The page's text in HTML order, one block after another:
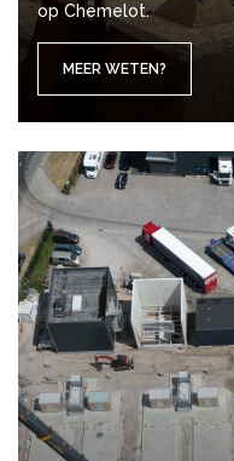
op Chemelot.
MEER WETEN?